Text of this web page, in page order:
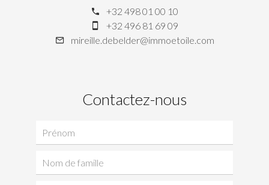
+32 498 01 00 10
+32 496 81 69 09
mireille.debelder@immoetoile.com
Contactez-nous